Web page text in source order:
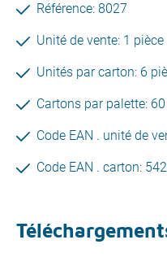
Référence: 8027
Unité de vente: 1 pièce
Unités par carton: 6
Cartons par palette:
Code EAN . unité de
Code EAN . carton: